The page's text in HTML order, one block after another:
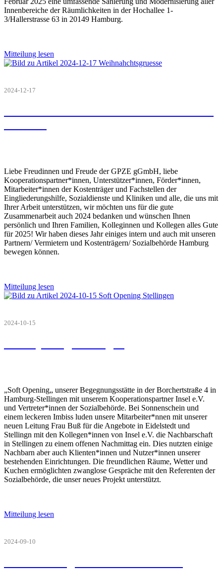
Innenbereiche der Räumlichkeiten in der Hochallee 1-
3/Hallerstrasse 63 in 20149 Hamburg.
Mitteilung lesen
2024-12-17
Liebe Freudinnen und Freude der GPZE gGmbH, liebe
Kooperationspartner*innen, Unterstützer*innen, Förder*innen,
Mitarbeiter*innen der Kostenträger und Fachstellen der
Eingliederungshilfe, Sozialdienste und Kliniken und alle, die uns mit
Ihrer Arbeit unterstützen, wir möchten uns für die gute
Zusammenarbeit auch 2024 bedanken und wünschen Ihnen
persönlich und Ihren Familien, Kolleginnen und Kollegen alles Gute
für 2025! Wir haben dieses Jahr einiges intern und auch mit unseren
Partnern/ Vermietern und Kostenträgern/ Sozialbehörde Hamburg
bewegen können.
Mitteilung lesen
2024-10-15
„Soft Opening„ unserer Begegnungsstätte in der Borchertstraße 4 in
Hamburg-Stellingen mit unserem Kooperationspartner Insel e.V.
und Vertreter*innen der Sozialbehörde. Bei Sonnenschein und
einem leckeren Imbiss luden unsere Mitarbeiter*nnen mit unserer
neuen Leitung Frau Buß für die Angebote in Eidelstedt und
Stellingn mit den Kollegen*innen von Insel e.V. die Nachbarschaft
in Stellingen zu einem offenen Nachmittag ein. Dies nutzten einige
Nachbarn aber auch Klienten*innen und Nutzer*innen unserer
bestehenden Einrichtungen. Die freundlichen Räume, Wetter und
Kuchen ermöglichten zwanglose Gespräche mit den Referenten der
Sozialbehörde, die unser neues Projekt unterstützt.
Mitteilung lesen
2024-09-10